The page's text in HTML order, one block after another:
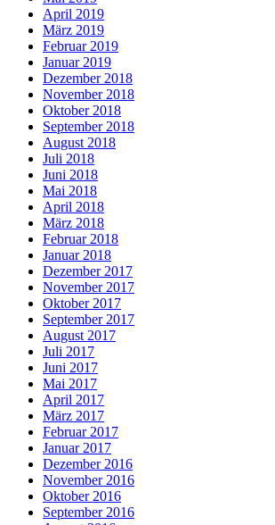
April 2019
März 2019
Februar 2019
Januar 2019
Dezember 2018
November 2018
Oktober 2018
September 2018
August 2018
Juli 2018
Juni 2018
Mai 2018
April 2018
März 2018
Februar 2018
Januar 2018
Dezember 2017
November 2017
Oktober 2017
September 2017
August 2017
Juli 2017
Juni 2017
Mai 2017
April 2017
März 2017
Februar 2017
Januar 2017
Dezember 2016
November 2016
Oktober 2016
September 2016